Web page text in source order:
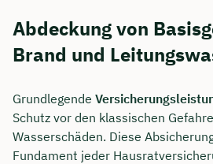
Abdeckung von
Brand und
Grundlegende
Schutz vor den klassischen
Wasserschäden. Diese
Fundament jeder